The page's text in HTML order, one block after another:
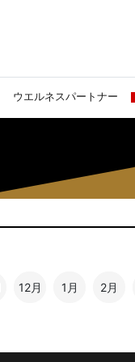
ウエルネスパートナー
12月 1月 2月